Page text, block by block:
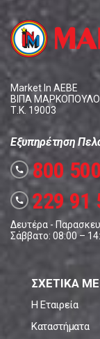
Market In ΑΕΒΕ
ΒΙΠΑ
Τ.Κ. 19003
Εξυπηρέτηση
call 800
call 229 91
Δευτέρα -
Σάββατο: 08:00 –
ΣΧΕΤΙΚΑ
Η Εταιρεία
Καταστήματα